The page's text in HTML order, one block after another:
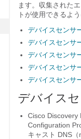
ます。収集された
トが使用できるよ
デバイスセンサ
デバイスセンサ
デバイスセンサ
デバイスセンサ
デバイスセンサ
デバイス
Cisco Discovery
Configuration
キャスト DNS（